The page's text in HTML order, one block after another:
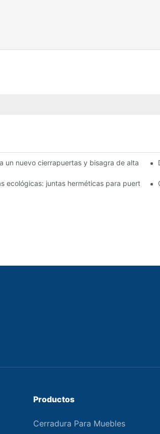
un nuevo cierrapuertas y bisagra de alta
ecológicas: juntas herméticas para puertas
Productos
Cerradura Para Muebles